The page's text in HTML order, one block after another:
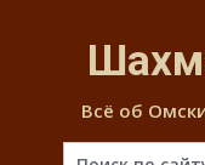
Всё об